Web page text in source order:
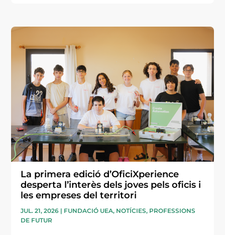
La primera edició d’OficiXperience
desperta l’interès dels joves pels oficis i
les empreses del territori
JUL. 21, 2026 | FUNDACIÓ UEA, NOTÍCIES, PROFESSIONS
DE FUTUR